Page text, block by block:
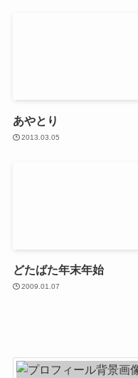
あやとり
2013.03.05
どたばた年末年始
2009.01.07